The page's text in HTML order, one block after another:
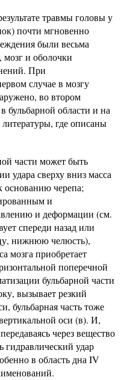
травмы головы у
почти мгновенно
были весьма
мозг и оболочки
При
случае в мозгу
во втором
бульбарной области и на
где описаны
части может быть
удара сверху вниз масса
основанию черепа;
и
и деформации (см.
спереди назад или
нижнюю челюсть),
мозга приобретает
поперечной
бульбарной части
вызывает резкий
бульбарная часть тоже
оси (в). И,
через вещество
гидравлический удар
в область дна IV